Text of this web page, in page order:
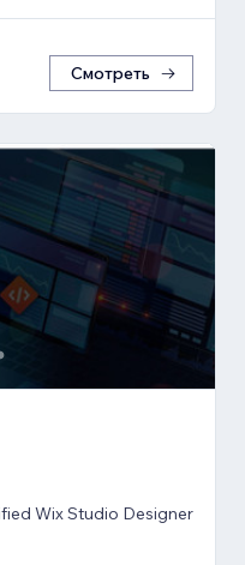
Смотреть
Wix Studio Designer